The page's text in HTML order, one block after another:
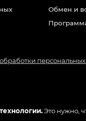
Это нужно,
Обмен и